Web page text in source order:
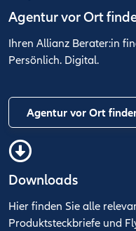
Agentur vor Ort
Ihren Allianz Berater:in
Persönlich. Digital.
Agentur vor Ort
Downloads
Hier finden Sie alle
Produktsteckbriefe und